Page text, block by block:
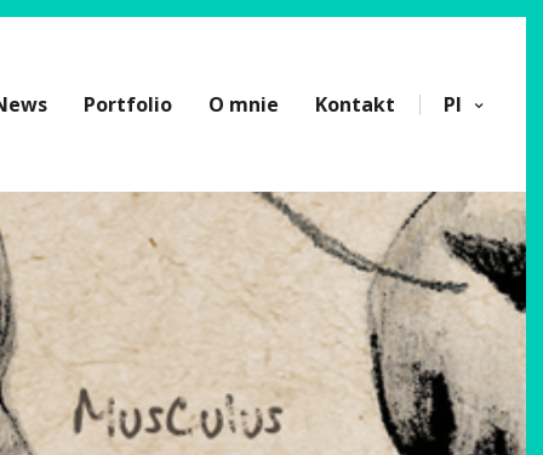
Portfolio O mnie Kontakt Pl